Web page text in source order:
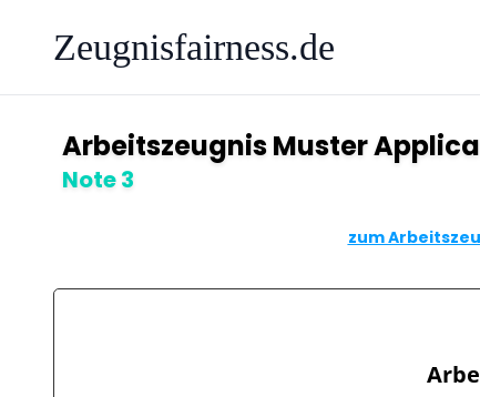
Zeugnisfairness.de
Arbeitszeugnis Muster
Note 3
zum